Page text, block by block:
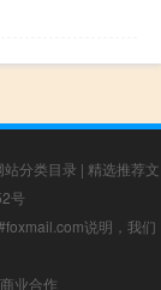
站分类目录 | 精选推荐文
号
说明，我们
业合作